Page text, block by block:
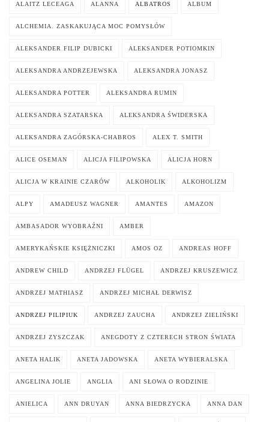
ALAITZ LECEAGA ALANNA ALBATROS ALBUM
ALCHEMIA. ZASKAKUJĄCA MOC POMYSŁÓW
ALEKSANDER FILIP DUBICKI ALEKSANDER POTIOMKIN
ALEKSANDRA ANDRZEJEWSKA ALEKSANDRA JONASZ
ALEKSANDRA POTTER ALEKSANDRA RUMIN
ALEKSANDRA SZATARSKA ALEKSANDRA ŚWIDERSKA
ALEKSANDRA ZAGÓRSKA-CHABROS ALEX T. SMITH
ALICE OSEMAN ALICJA FILIPOWSKA ALICJA HORN
ALICJA W KRAINIE CZARÓW ALKOHOLIK ALKOHOLIZM
ALPY AMADEUSZ WAGNER AMANTES AMAZON
AMBASADOR WYOBRAŹNI AMBER
AMERYKAŃSKIE KSIĘŻNICZKI AMOS OZ ANDREAS HOFF
ANDREW CHILD ANDRZEJ FLÜGEL ANDRZEJ KRUSZEWICZ
ANDRZEJ MATHIASZ ANDRZEJ MICHAŁ DERWISZ
ANDRZEJ PILIPIUK ANDRZEJ ZAUCHA ANDRZEJ ZIELIŃSKI
ANDRZEJ ZYSZCZAK ANEGDOTY Z CZTERECH STRON ŚWIATA
ANETA HALIK ANETA JADOWSKA ANETA WYBIERALSKA
ANGELINA JOLIE ANGLIA ANI SŁOWA O RODZINIE
ANIELICA ANN DRUYAN ANNA BIEDRZYCKA ANNA DAN